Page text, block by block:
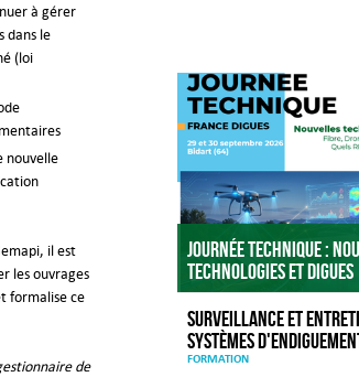
à gérer
dans le
(loi
nouvelle
il est
les ouvrages
formalise ce
de
Journée technique :
technologies et digues
Surveillance et
systèmes
FORMATION